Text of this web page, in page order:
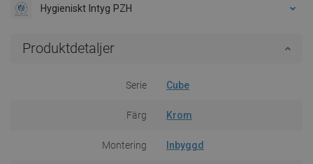
Hygieniskt Intyg PZH
Produktdetaljer
Serie Cube
Färg Krom
Montering Inbyggd